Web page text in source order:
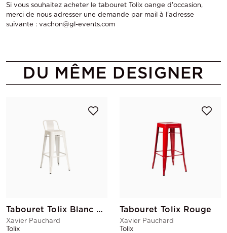
Si vous souhaitez acheter le tabouret Tolix oange d'occasion,
merci de nous adresser une demande par mail à l'adresse
suivante : vachon@gl-events.com
DU MÊME DESIGNER
Tabouret Tolix Blanc avec dossier
Xavier Pauchard
Tolix
Tabouret Tolix Rouge
Xavier Pauchard
Tolix